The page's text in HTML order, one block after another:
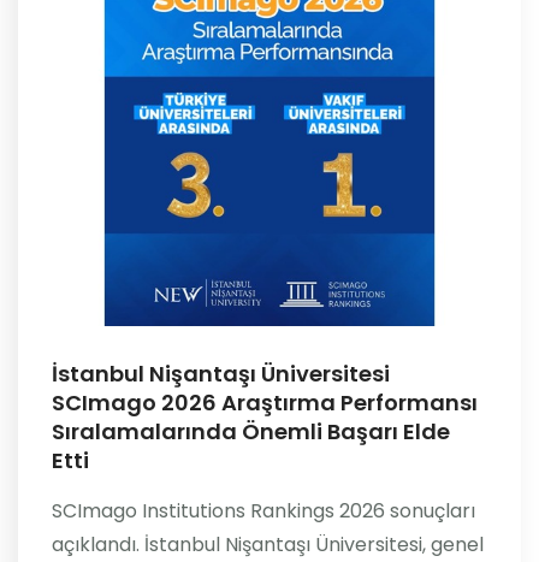
İstanbul Nişantaşı Üniversitesi
SCImago 2026 Araştırma Performansı
Sıralamalarında Önemli Başarı Elde
Etti
SCImago Institutions Rankings 2026 sonuçları
açıklandı. İstanbul Nişantaşı Üniversitesi, genel